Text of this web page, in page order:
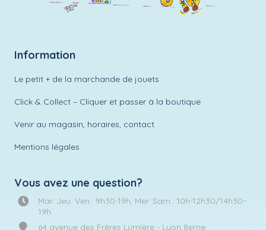
Information
Le petit + de la marchande de jouets
Click & Collect – Cliquer et passer à la boutique
Venir au magasin, horaires, contact
Mentions légales
Vous avez une question?
Mar. Jeu. Ven.: 9h30-19h, Mer. Sam.: 10h-12h30/14h30-
19h
64 avenue des Frères Lumière - Lyon 8eme